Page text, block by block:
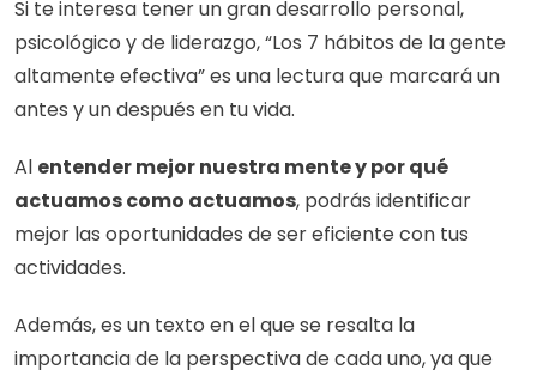
Si te interesa tener un gran desarrollo personal,
psicológico y de liderazgo, “Los 7 hábitos de la gente
altamente efectiva” es una lectura que marcará un
antes y un después en tu vida.
Al entender mejor nuestra mente y por qué
actuamos como actuamos, podrás identificar
mejor las oportunidades de ser eficiente con tus
actividades.
Además, es un texto en el que se resalta la
importancia de la perspectiva de cada uno, ya que